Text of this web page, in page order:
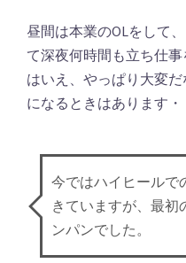
昼間は本業のOLをして
て深夜何時間も立ち仕
はいえ、やっぱり大変
になるときはあります
今ではハイヒールで
きていますが、最初
ンパンでした。